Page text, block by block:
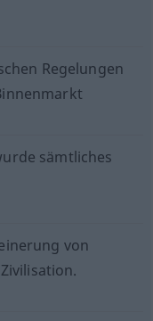
Regelungen
sämtliches
von